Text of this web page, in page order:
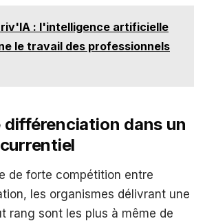
: l'intelligence artificielle
le travail des professionnels
différenciation dans un
de forte compétition entre
les organismes délivrant une
rang sont les plus à même de